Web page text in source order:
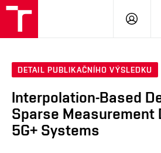
DETAIL PUBLIKAČNÍHO VÝSLEDKU
Interpolation-Based
Sparse
5G+ Systems